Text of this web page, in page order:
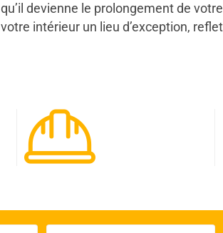
qu’il devienne le prolongement de
votre intérieur un lieu d’exception,